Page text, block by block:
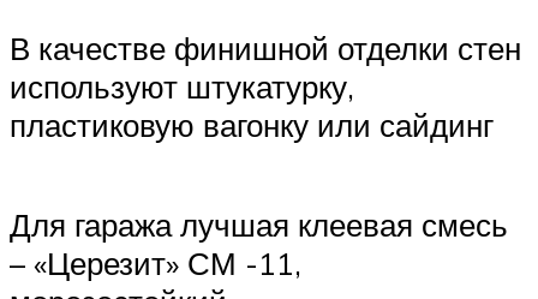
В качестве финишной отделки стен
используют штукатурку,
пластиковую вагонку или сайдинг
Для гаража лучшая клеевая смесь
– «Церезит» СМ -11,